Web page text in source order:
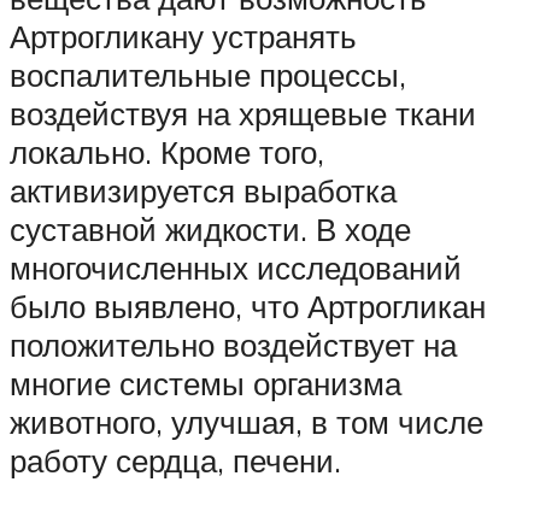
Артрогликану устранять
воспалительные процессы,
воздействуя на хрящевые ткани
локально. Кроме того,
активизируется выработка
суставной жидкости. В ходе
многочисленных исследований
было выявлено, что Артрогликан
положительно воздействует на
многие системы организма
животного, улучшая, в том числе
работу сердца, печени.